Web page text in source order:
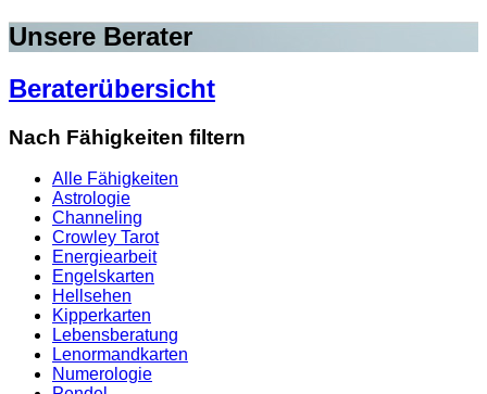
Unsere Berater
Beraterübersicht
Nach Fähigkeiten filtern
Alle Fähigkeiten
Astrologie
Channeling
Crowley Tarot
Energiearbeit
Engelskarten
Hellsehen
Kipperkarten
Lebensberatung
Lenormandkarten
Numerologie